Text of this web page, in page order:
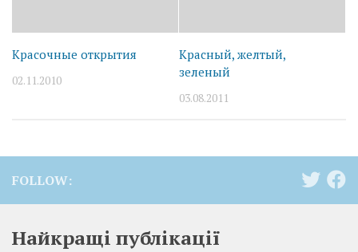
Красочные открытия
02.11.2010
Красный, желтый,
зеленый
03.08.2011
FOLLOW:
Найкращі публікації